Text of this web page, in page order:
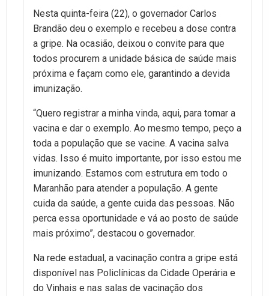
Nesta quinta-feira (22), o governador Carlos
Brandão deu o exemplo e recebeu a dose contra
a gripe. Na ocasião, deixou o convite para que
todos procurem a unidade básica de saúde mais
próxima e façam como ele, garantindo a devida
imunização.
“Quero registrar a minha vinda, aqui, para tomar a
vacina e dar o exemplo. Ao mesmo tempo, peço a
toda a população que se vacine. A vacina salva
vidas. Isso é muito importante, por isso estou me
imunizando. Estamos com estrutura em todo o
Maranhão para atender a população. A gente
cuida da saúde, a gente cuida das pessoas. Não
perca essa oportunidade e vá ao posto de saúde
mais próximo”, destacou o governador.
Na rede estadual, a vacinação contra a gripe está
disponível nas Policlínicas da Cidade Operária e
do Vinhais e nas salas de vacinação dos